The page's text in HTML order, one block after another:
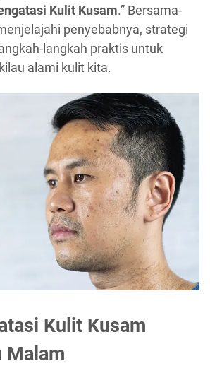
Kulit Kusam.” Bersama-
penyebabnya, strategi
langkah praktis untuk
alami kulit kita.
Kulit Kusam
Malam